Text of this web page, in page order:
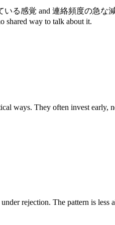
る感覚 and 連絡頻度の急な
way to talk about it.
ways. They often invest
rejection. The pattern is